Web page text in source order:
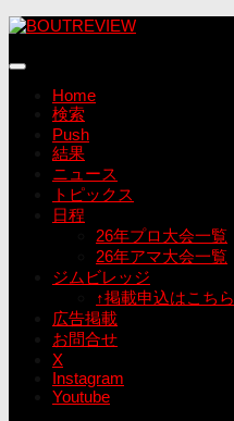
コ
テ
Home
検索
Push
結果
ニュース
トピックス
日程
26年プロ大会一覧
26年アマ大会一覧
ジムビレッジ
↑掲載申込はこちら
広告掲載
お問合せ
X
Instagram
Youtube